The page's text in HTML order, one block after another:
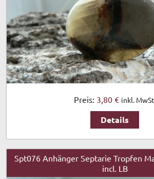
Preis: 3,80 € inkl.
Details
Spt076 Anhänger Septarie Tropfen
incl. LB